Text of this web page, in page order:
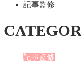
記事監修
記事監修